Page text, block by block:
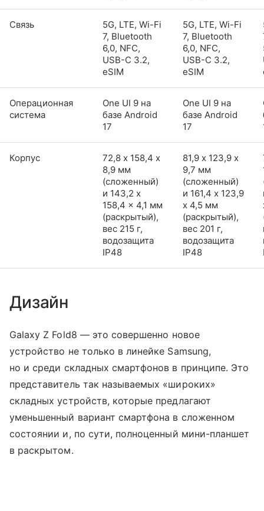
Связь
5G, LTE, Wi-Fi
7, Bluetooth
6,0, NFC,
USB-C 3.2,
eSIM
5G, LTE, Wi-Fi
7, Bluetooth
6,0, NFC,
USB-C 3.2,
eSIM
Операционная
система
One UI 9 на
базе Android
17
One UI 9 на
базе Android
17
Корпус
72,8 х 158,4 х
8,9 мм
(сложенный)
и 143,2 x
158,4 x 4,1 мм
(раскрытый),
вес 215 г,
водозащита
IP48
81,9 х 123,9 х
9,7 мм
(сложенный)
и 161,4 x 123,9
x 4,5 мм
(раскрытый),
вес 201 г,
водозащита
IP48
Дизайн
Galaxy Z Fold8 — это совершенно новое
устройство не только в линейке Samsung,
но и среди складных смартфонов в принципе. Это
представитель так называемых «широких»
складных устройств, которые предлагают
уменьшенный вариант смартфона в сложенном
состоянии и, по сути, полноценный мини-планшет
в раскрытом.